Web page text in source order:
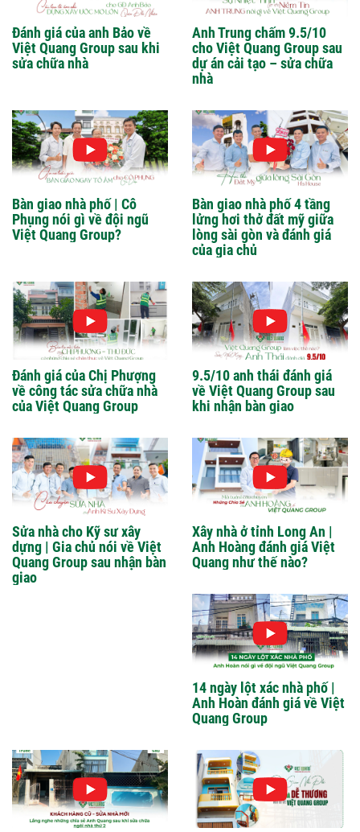
Đánh giá của anh Bảo về
Việt Quang Group sau khi
sửa chữa nhà
Anh Trung chấm 9.5/10
cho Việt Quang Group sau
dự án cải tạo – sửa chữa
nhà
Bàn giao nhà phố | Cô
Phụng nói gì về đội ngũ
Việt Quang Group?
Bàn giao nhà phố 4 tầng
lửng hơi thở đất mỹ giữa
lòng sài gòn và đánh giá
của gia chủ
Đánh giá của Chị Phượng
về công tác sửa chữa nhà
của Việt Quang Group
9.5/10 anh thái đánh giá
về Việt Quang Group sau
khi nhận bàn giao
Sửa nhà cho Kỹ sư xây
dựng | Gia chủ nói về Việt
Quang Group sau nhận bàn
giao
Xây nhà ở tỉnh Long An |
Anh Hoàng đánh giá Việt
Quang như thế nào?
14 ngày lột xác nhà phố |
Anh Hoàn đánh giá về Việt
Quang Group